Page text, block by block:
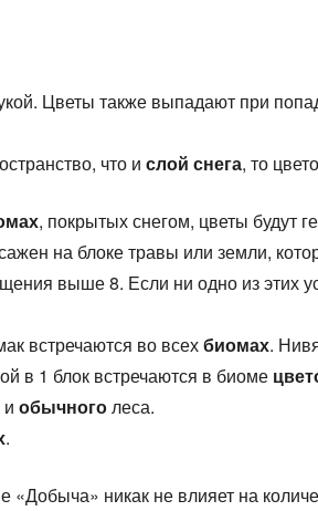
Цветы также выпадают при
что и слой снега, то
, покрытых снегом, цветы будут
на блоке травы или земли,
выше 8. Если ни одно из этих
встречаются во всехбиомах.
в 1 блок встречаются в биоме
и обычноголеса.
.
никак не влияет на